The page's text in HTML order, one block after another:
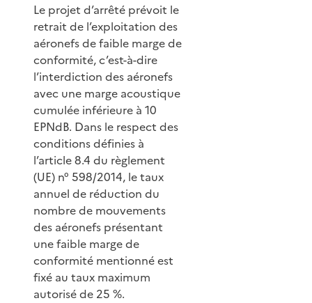
Le projet d’arrêté prévoit le
retrait de l’exploitation des
aéronefs de faible marge de
conformité, c’est-à-dire
l’interdiction des aéronefs
avec une marge acoustique
cumulée inférieure à 10
EPNdB. Dans le respect des
conditions définies à
l’article 8.4 du règlement
(UE) n° 598/2014, le taux
annuel de réduction du
nombre de mouvements
des aéronefs présentant
une faible marge de
conformité mentionné est
fixé au taux maximum
autorisé de 25 %.